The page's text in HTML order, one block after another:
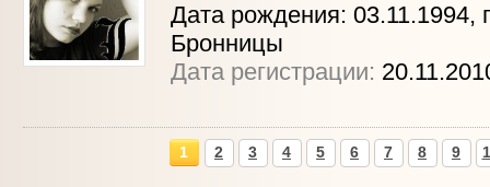
Дата рождения: 03.11.1994,
Бронницы
Дата регистрации:
1 2 3 4 5 6 7 8 9